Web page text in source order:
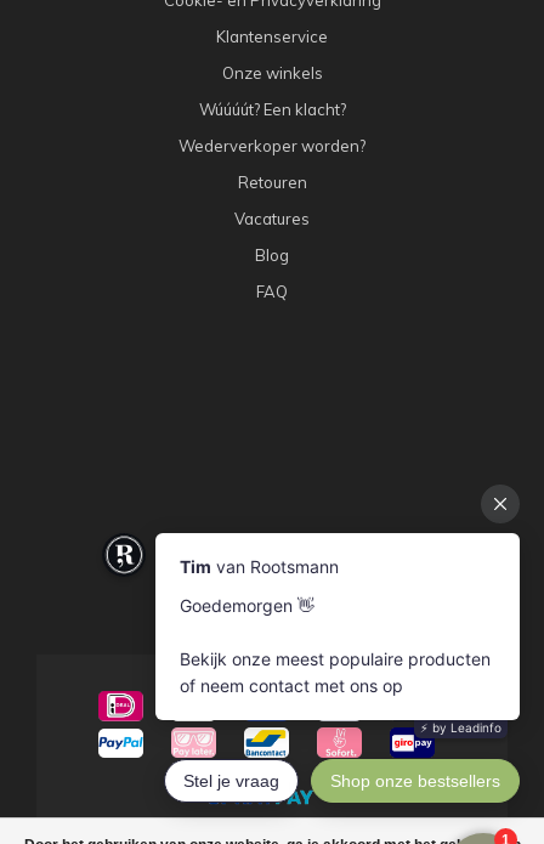
Klantenservice
Onze winkels
Wúúúút? Een klacht?
Wederverkoper worden?
Retouren
Vacatures
Blog
FAQ